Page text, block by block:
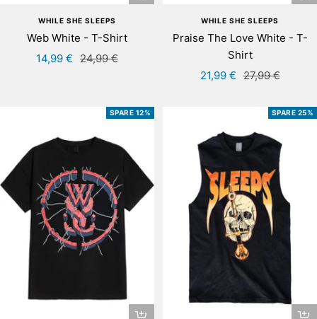
WHILE SHE SLEEPS
Web White - T-Shirt
Angebotspreis
14,99 € Regulärer
24,99 €
WHILE SHE SLEEPS
Praise The Love White - T-
Shirt
Angebotspreis
21,99 € Regulärer
27,99 €
SPARE 12% SPARE 25%